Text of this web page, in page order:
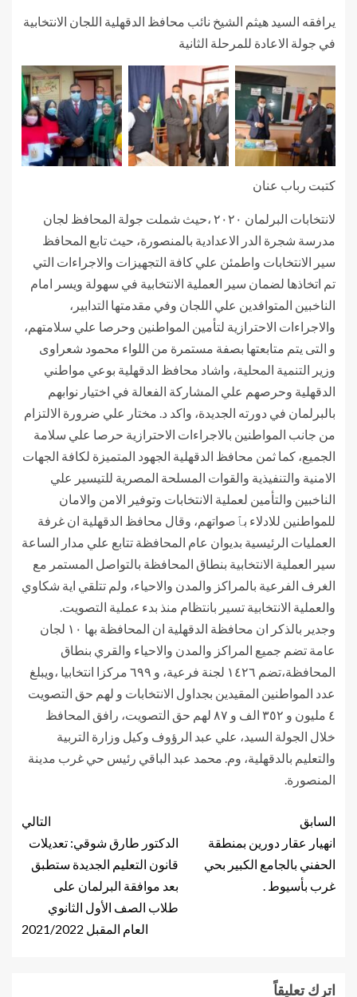
يرافقه السيد هيثم الشيخ نائب محافظ الدقهلية اللجان الانتخابية
في جولة الاعادة للمرحلة الثانية
كتبت رباب عنان
لانتخابات البرلمان ٢٠٢٠ ،حيث شملت جولة المحافظ لجان
مدرسة شجرة الدر الاعدادية بالمنصورة، حيث تابع المحافظ
سير الانتخابات واطمئن علي كافة التجهيزات والاجراءات التي
تم اتخاذها لضمان سير العملية الانتخابية في سهولة ويسر امام
الناخبين المتوافدين علي اللجان وفي مقدمتها التدابير،
والاجراءات الاحترازية لتأمين المواطنين وحرصا علي سلامتهم،
و التى يتم متابعتها بصفة مستمرة من اللواء محمود شعراوى
وزير التنمية المحلية، واشاد محافظ الدقهلية بوعي مواطني
الدقهلية وحرصهم علي المشاركة الفعالة في اختيار نوابهم
بالبرلمان في دورته الجديدة، واكد د. مختار علي ضرورة الالتزام
من جانب المواطنين بالاجراءات الاحترازية حرصا علي سلامة
الجميع، كما ثمن محافظ الدقهلية الجهود المتميزة لكافة الجهات
الامنية والتنفيذية والقوات المسلحة المصرية للتيسير علي
الناخبين والتأمين لعملية الانتخابات وتوفير الامن والامان
للمواطنين للادلاء بٱصواتهم، وقال محافظ الدقهلية ان غرفة
العمليات الرئيسية بديوان عام المحافظة تتابع علي مدار الساعة
سير العملية الانتخابية بنطاق المحافظة بالتواصل المستمر مع
الغرف الفرعية بالمراكز والمدن والاحياء، ولم تتلقي اية شكاوي
والعملية الانتخابية تسير بانتظام منذ بدء عملية التصويت.
وجدير بالذكر ان محافظة الدقهلية ان المحافظة بها ١٠ لجان
عامة تضم جميع المراكز والمدن والاحياء والقري بنطاق
المحافظة،تضم ١٤٢٦ لجنة فرعية، و ٦٩٩ مركزا انتخابيا ،ويبلغ
عدد المواطنين المقيدين بجداول الانتخابات و لهم حق التصويت
٤ مليون و ٣٥٢ الف و ٨٧ لهم حق التصويت، رافق المحافظ
خلال الجولة السيد، علي عبد الرؤوف وكيل وزارة التربية
والتعليم بالدقهلية، وم. محمد عبد الباقي رئيس حي غرب مدينة
المنصورة.
السابق
انهيار عقار دورين بمنطقة
الحفني بالجامع الكبير بحي
غرب بأسيوط .
التالي
الدكتور طارق شوقي: تعديلات
قانون التعليم الجديدة ستطبق
بعد موافقة البرلمان على
طلاب الصف الأول الثانوي
العام المقبل 2021/2022
اترك تعليقاً